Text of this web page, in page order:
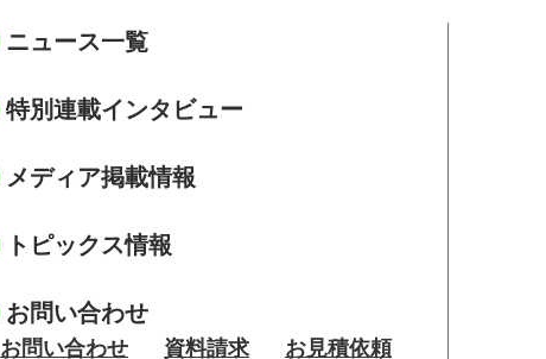
ニュース一覧
特別連載インタビュー
メディア掲載情報
トピックス情報
お問い合わせ
お問い合わせ 資料請求 お見積依頼